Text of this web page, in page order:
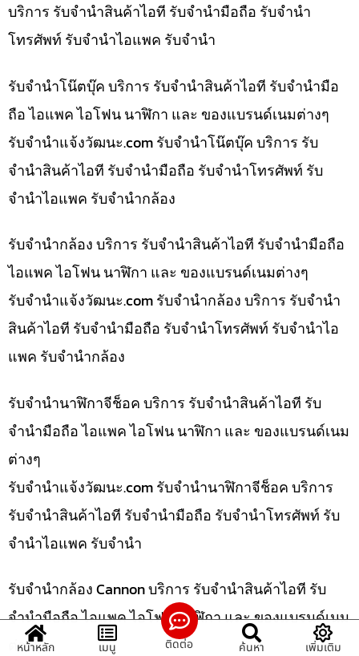
บริการ รับจำนำสินค้าไอที รับจำนำมือถือ รับจำนำ
โทรศัพท์ รับจำนำไอแพค รับจำนำ
รับจำนำโน๊ตบุ๊ค บริการ รับจำนำสินค้าไอที รับจำนำมือ
ถือ ไอแพค ไอโฟน นาฬิกา และ ของแบรนด์เนมต่างๆ
รับจํานําแจ้งวัฒนะ.com รับจำนำโน๊ตบุ๊ค บริการ รับ
จำนำสินค้าไอที รับจำนำมือถือ รับจำนำโทรศัพท์ รับ
จำนำไอแพค รับจำนำกล้อง
รับจำนำกล้อง บริการ รับจำนำสินค้าไอที รับจำนำมือถือ
ไอแพค ไอโฟน นาฬิกา และ ของแบรนด์เนมต่างๆ
รับจํานําแจ้งวัฒนะ.com รับจำนำกล้อง บริการ รับจำนำ
สินค้าไอที รับจำนำมือถือ รับจำนำโทรศัพท์ รับจำนำไอ
แพค รับจำนำกล้อง
รับจำนำนาฬิกาจีช็อค บริการ รับจำนำสินค้าไอที รับ
จำนำมือถือ ไอแพค ไอโฟน นาฬิกา และ ของแบรนด์เนม
ต่างๆ
รับจํานําแจ้งวัฒนะ.com รับจำนำนาฬิกาจีช็อค บริการ
รับจำนำสินค้าไอที รับจำนำมือถือ รับจำนำโทรศัพท์ รับ
จำนำไอแพค รับจำนำ
รับจำนำกล้อง Cannon บริการ รับจำนำสินค้าไอที รับ
จำนำมือถือ ไอแพค ไอโฟน นาฬิกา และ ของแบรนด์เนม
ต่างๆ
หน้าหลัก เมนู ติดต่อ ค้นหา เพิ่มเติม